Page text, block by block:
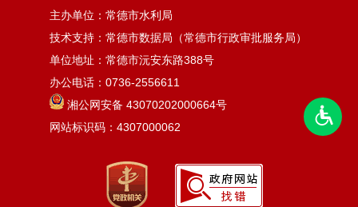
主办单位：常德市水利局
技术支持：常德市数据局（常德市行政审批服务局）
单位地址：常德市沅安东路388号
办公电话：0736-2556611
湘公网安备 43070202000664号
网站标识码：4307000062